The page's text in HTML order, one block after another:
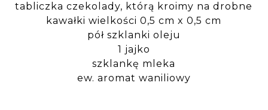
tabliczka czekolady, którą kroimy na drobne
kawałki wielkości 0,5 cm x 0,5 cm
pół szklanki oleju
1 jajko
szklankę mleka
ew. aromat waniliowy